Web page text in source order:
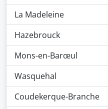
La Madeleine
Hazebrouck
Mons-en-Barœul
Wasquehal
Coudekerque-Branche